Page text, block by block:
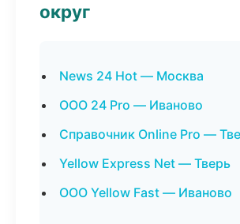
округ
News 24 Hot — Москва
ООО 24 Pro — Иваново
Справочник Online Pro —
Yellow Express Net — Тверь
ООО Yellow Fast — Иваново